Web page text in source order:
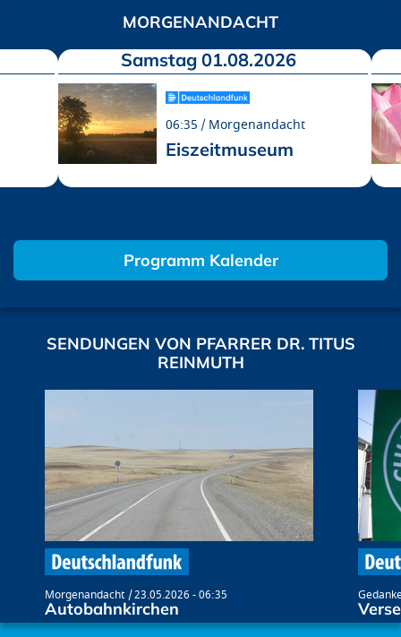
MORGENANDACHT
Samstag 01.08.2026
06:35 Morgenandacht
Eiszeitmuseum
Programm Kalender
SENDUNGEN VON PFARRER DR. TITUS
REINMUTH
Morgenandacht 23.05.2026 - 06:35
Autobahnkirchen